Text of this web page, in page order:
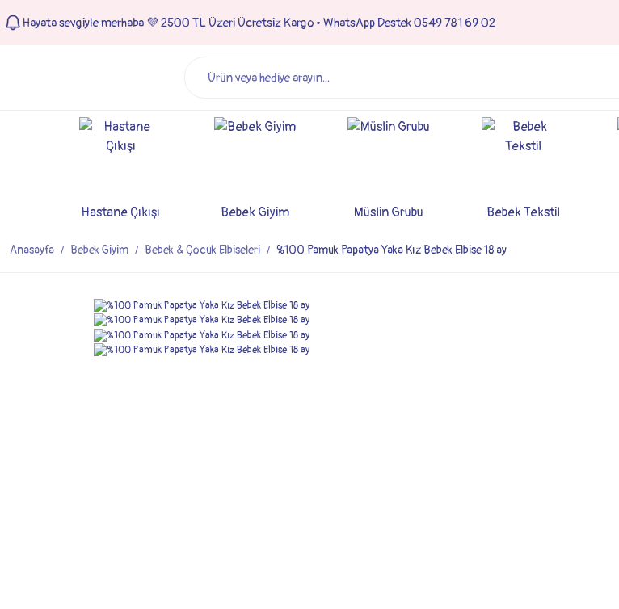
Hayata sevgiyle merhaba 💜 2500 TL Üzeri Ücretsiz Kargo • WhatsApp Destek 0549 781 69 02
Hastane Çıkışı Bebek Giyim Müslin Grubu Bebek Tekstil
Anasayfa Bebek Giyim Bebek & Çocuk Elbiseleri %100 Pamuk Papatya Yaka Kız Bebek Elbise 18 ay